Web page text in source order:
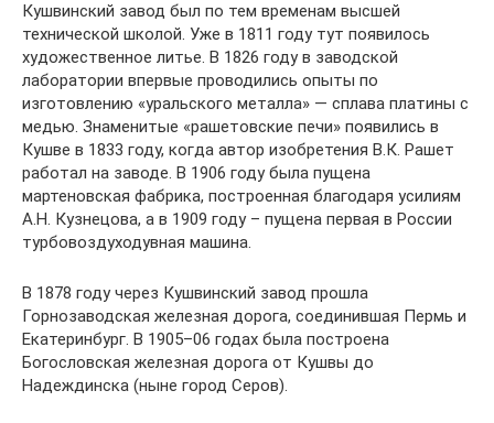
Кушвинский завод был по тем временам высшей
технической школой. Уже в 1811 году тут появилось
художественное литье. В 1826 году в заводской
лаборатории впервые проводились опыты по
изготовлению «уральского металла» — сплава платины с
медью. Знаменитые «рашетовские печи» появились в
Кушве в 1833 году, когда автор изобретения В.К. Рашет
работал на заводе. В 1906 году была пущена
мартеновская фабрика, построенная благодаря усилиям
А.Н. Кузнецова, а в 1909 году – пущена первая в России
турбовоздуходувная машина.
В 1878 году через Кушвинский завод прошла
Горнозаводская железная дорога, соединившая Пермь и
Екатеринбург. В 1905–06 годах была построена
Богословская железная дорога от Кушвы до
Надеждинска (ныне город Серов).